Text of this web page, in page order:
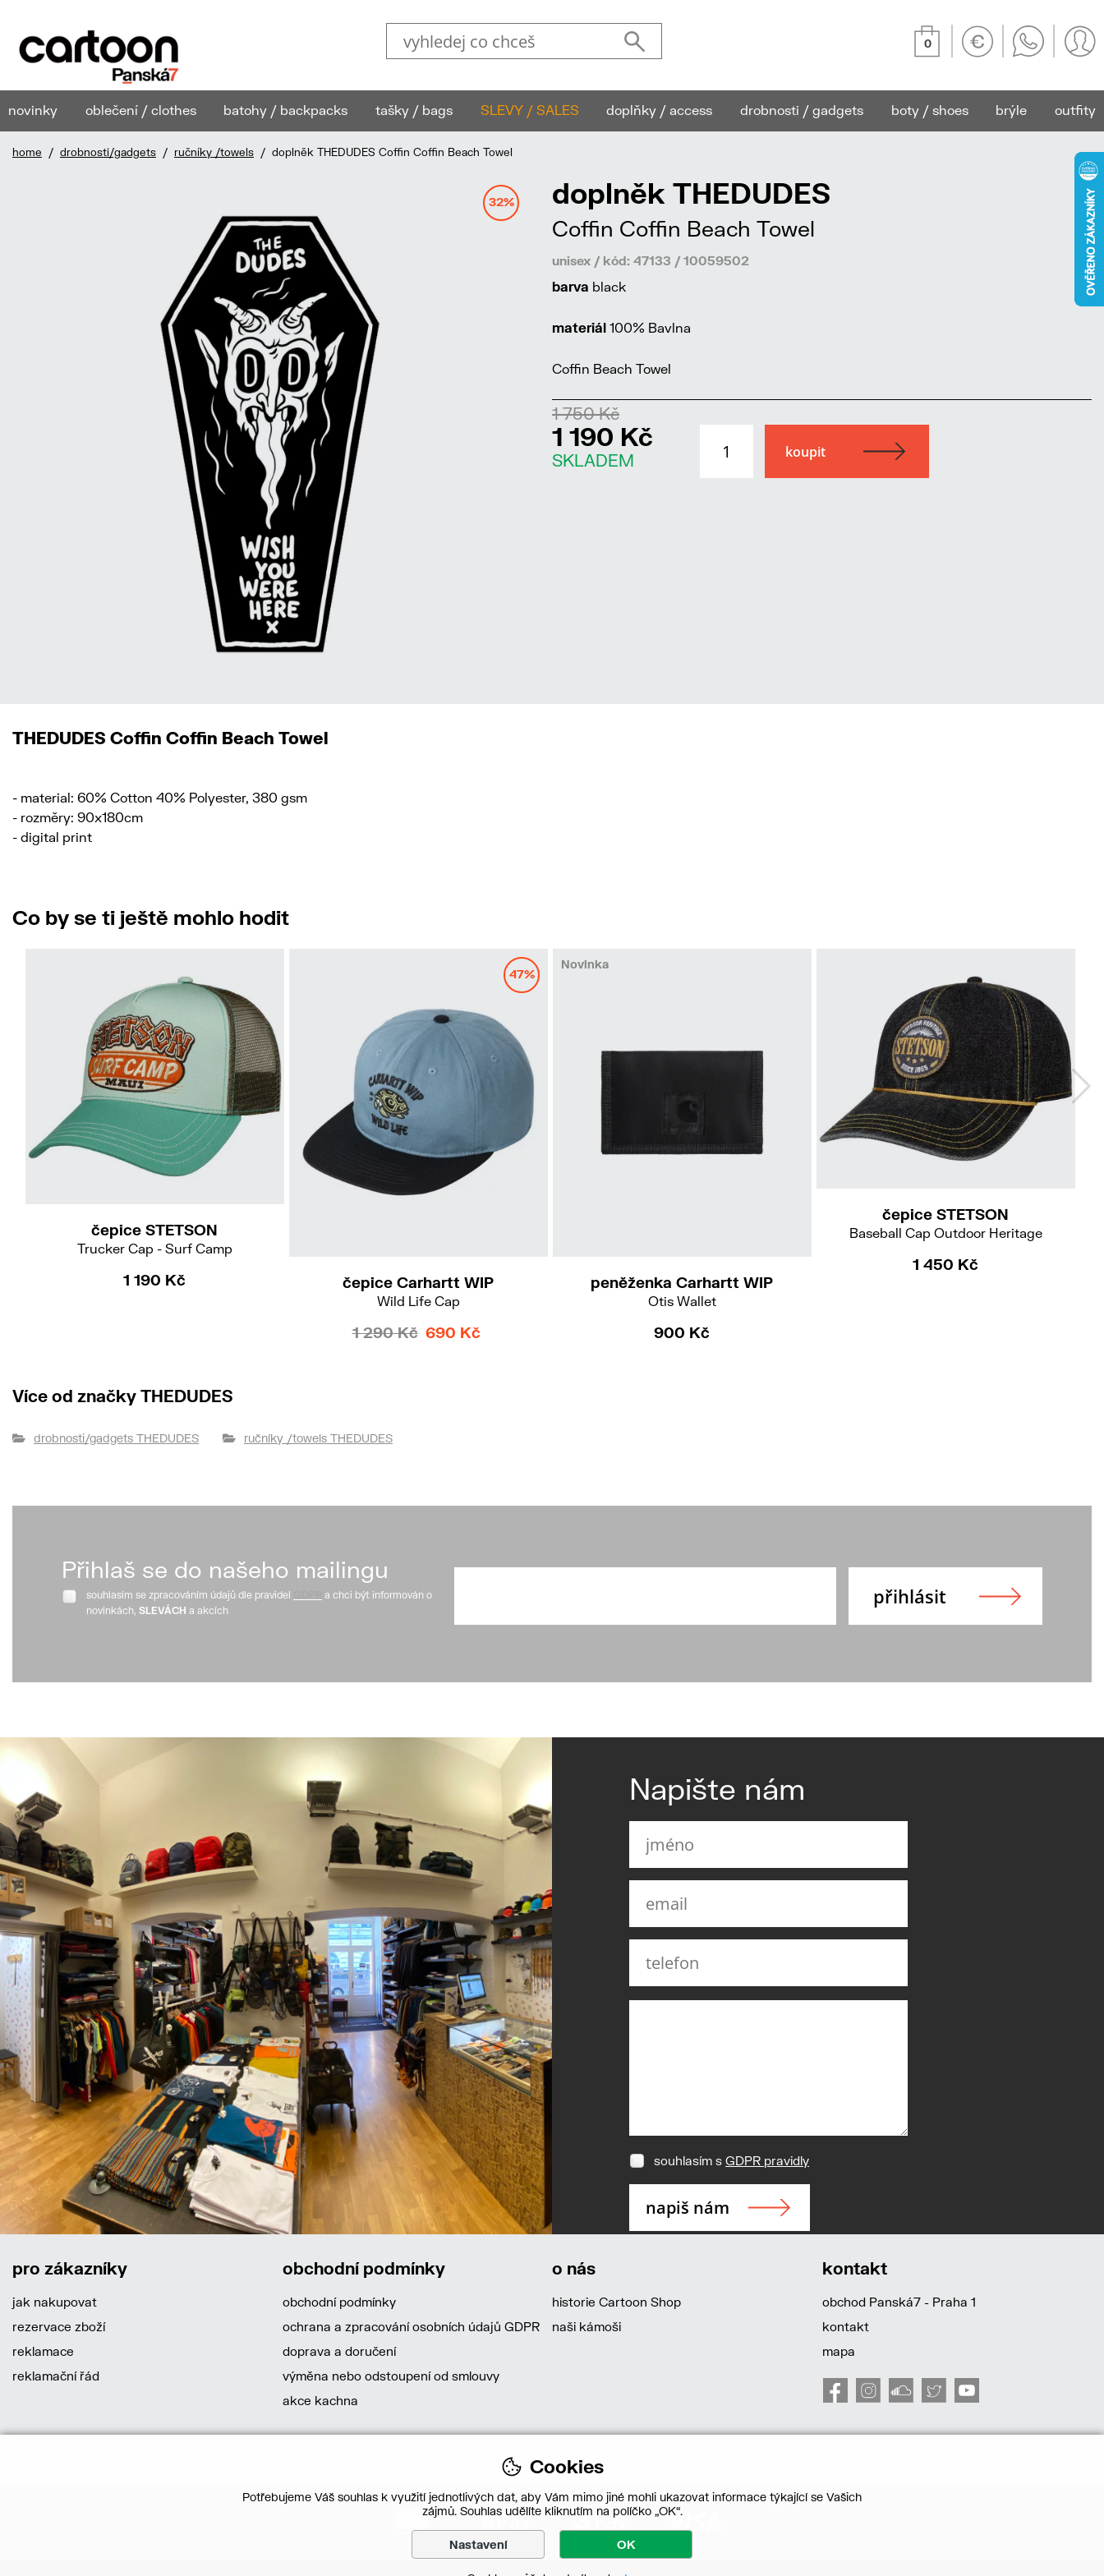
0
novinky oblečení / clothes batohy / backpacks tašky / bags SLEVY / SALES doplňky / access drobnosti / gadgets boty / shoes brýle outfity
home / drobnosti/gadgets / ručníky /towels / doplněk THEDUDES Coffin Coffin Beach Towel
32% doplněk THEDUDES
Coffin Coffin Beach Towel
unisex / kód: 47133 / 10059502
barva black
materiál 100% Bavlna
Coffin Beach Towel
1 750 Kč
1 190 Kč
SKLADEM
THEDUDES Coffin Coffin Beach Towel
- material: 60% Cotton 40% Polyester, 380 gsm
- rozměry: 90x180cm
- digital print
Co by se ti ještě mohlo hodit
čepice STETSON
Trucker Cap - Surf Camp
1 190 Kč
47%
čepice Carhartt WIP
Wild Life Cap
1 290 Kč 690 Kč
Novinka
peněženka Carhartt WIP
Otis Wallet
900 Kč
čepice STETSON
Baseball Cap Outdoor Heritage
1 450 Kč
Více od značky THEDUDES
drobnosti/gadgets THEDUDES ručníky /towels THEDUDES
Přihlaš se do našeho mailingu
souhlasím se zpracováním údajů dle pravidel
a chci být informován o
novinkách, SLEVÁCH a akcích
Napište nám
souhlasím sGDPR pravidly
pro zákazníky
jak nakupovat
rezervace zboží
reklamace
reklamační řád
obchodní podmínky
obchodní podmínky
ochrana a zpracování osobních údajů GDPR
doprava a doručení
výměna nebo odstoupení od smlouvy
akce kachna
o nás
historie Cartoon Shop
naši kámoši
kontakt
obchod Panská7 - Praha 1
kontakt
mapa
Cookies
Potřebujeme Váš souhlas k využití jednotlivých dat, aby Vám mimo jiné mohli ukazovat informace týkající se Vašich
zájmů. Souhlas udělíte kliknutím na políčko „OK“.
Nastavení OK